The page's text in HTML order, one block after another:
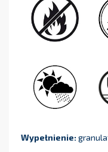
Wypełnienie: